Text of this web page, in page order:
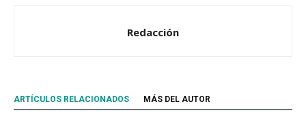
Redacción
ARTÍCULOS RELACIONADOS MÁS DEL AUTOR